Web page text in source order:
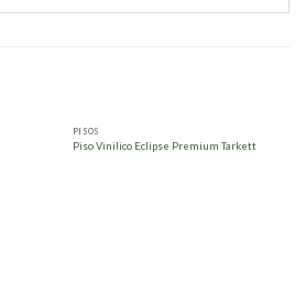
PISOS
Piso Vinilico Eclipse Premium Tarkett